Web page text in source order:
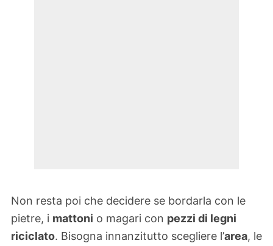
Non resta poi che decidere se bordarla con le
pietre, i mattoni o magari con pezzi di legni
riciclato. Bisogna innanzitutto scegliere l’area, le